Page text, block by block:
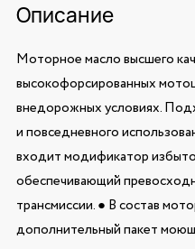
Описание
Моторное масло высшего
высокофорсированных
внедорожных условиях.
и повседневного
входит модификатор
обеспечивающий
трансмиссии. ● В состав
дополнительный пакет